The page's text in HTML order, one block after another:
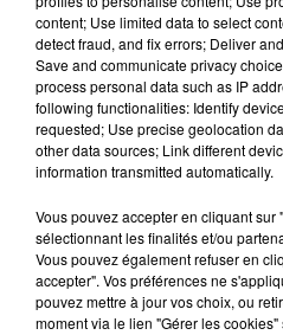
TITRES DIFFUSÉS
14h21
14h21
content; Use limited data to select
detect fraud, and fix errors; Deliver
Save and communicate privacy
process personal data such as IP
following functionalities: Identify
requested; Use precise geolocation
other data sources; Link different
information transmitted automatically.
Vous pouvez accepter en cliquant sur
sélectionnant les finalités et/ou
Vous pouvez également refuser en
accepter". Vos préférences ne
pouvez mettre à jour vos choix, ou
moment via le lien "Gérer les